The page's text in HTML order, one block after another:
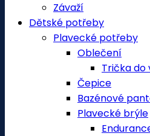
Závaží
Dětské potřeby
Plavecké potřeby
Oblečení
Trička do
Čepice
Bazénové
Plavecké brýle